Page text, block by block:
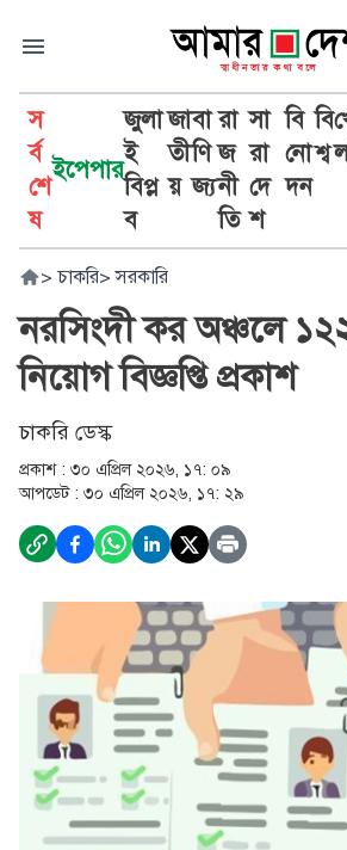
স
র্ব
শে
ষ
ইপেপার
জুলা
ই
বিপ্ল
ব
জা
তী
য়
বা
ণি
জ্য
রা
জ
নী
তি
সা
রা
দে
শ
বি
নো
দন
বি
শ্ব
> চাকরি> সরকারি
নরসিংদী কর অঞ্চলে
নিয়োগ বিজ্ঞপ্তি প্রকাশ
চাকরি ডেস্ক
প্রকাশ : ৩০ এপ্রিল ২০২৬, ১৭: ০৯
আপডেট : ৩০ এপ্রিল ২০২৬, ১৭: ২৯